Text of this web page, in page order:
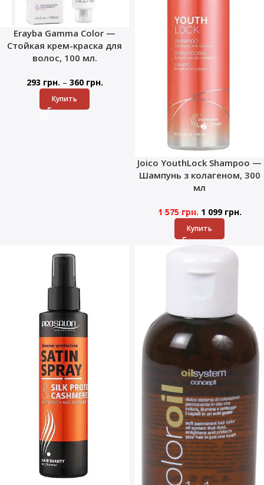
Erayba Gamma Color —
Стойкая крем-краска для
волос, 100 мл.
293 грн. – 360 грн.
Купить
Joico YouthLock Shampoo —
Шампунь з колагеном, 300
мл
1 575грн. 1 099 грн.
Купить